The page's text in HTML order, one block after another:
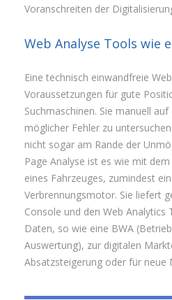
Voranschreiten der
Web Analyse Tools wie
Eine technisch einwandfreie
Voraussetzungen für gute
Suchmaschinen. Sie manuell
möglicher Fehler zu
nicht sogar am Rande der
Page Analyse ist es wie mit
eines Fahrzeuges, zumindest
Verbrennungsmotor. Sie liefert
Console und den Web
Daten, so wie eine BWA
Auswertung), zur digitalen
Absatzsteigerung oder für neue